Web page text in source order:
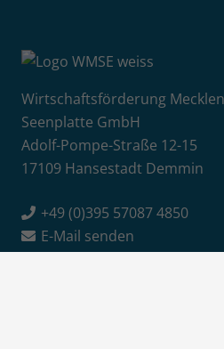
Wirtschaftsförderung
Seenplatte GmbH
Adolf-Pompe-Straße 12-15
17109 Hansestadt Demmin
+49 (0)395 57087 4850
E-Mail senden